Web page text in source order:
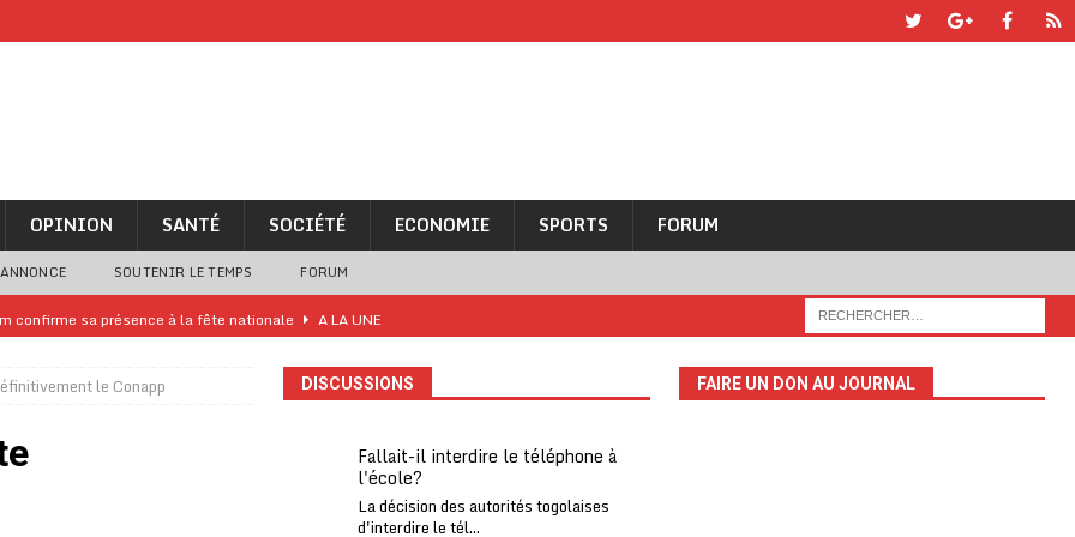
OPINION SANTÉ SOCIÉTÉ ECONOMIE SPORTS FORUM
SOUTENIR LE TEMPS FORUM
confirme sa présence à la fête nationale
A LA UNE
billet de loterie gagnant que son propriétaire avait envoyé à un proche
Oti-Sud enregistre 99% de couverture
à contre-courant
le Conapp DISCUSSIONS
Fallait-il interdire le téléphone à
l'école?
La décision des autorités togolaises
d'interdire le tél...
FAIRE UN DON AU JOURNAL